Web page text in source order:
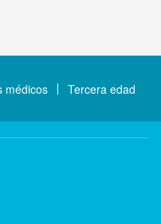
médicos Tercera edad